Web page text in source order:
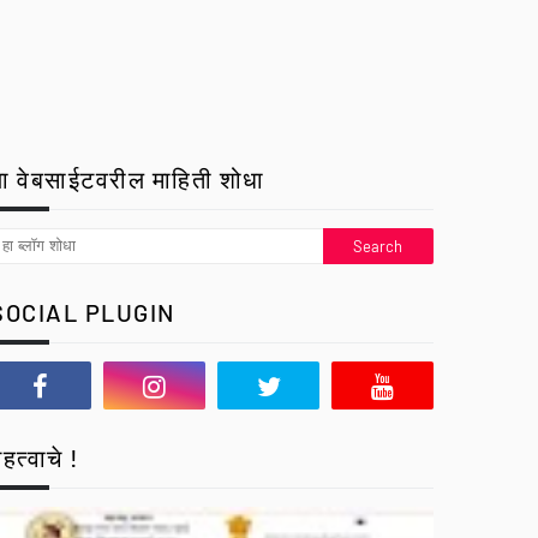
वेबसाईटवरील माहिती शोधा
PLUGIN
!